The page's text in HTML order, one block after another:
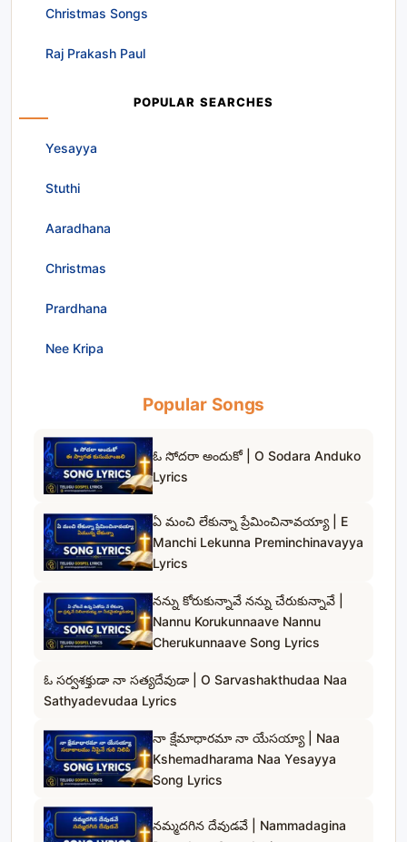
Christmas Songs
Raj Prakash Paul
POPULAR SEARCHES
Yesayya
Stuthi
Aaradhana
Christmas
Prardhana
Nee Kripa
Popular Songs
ఓ సోదరా అందుకో | O Sodara Anduko
Lyrics
ఏ మంచి లేకున్నా ప్రేమించినావయ్యా | E
Manchi Lekunna Preminchinavayya
Lyrics
నన్ను కోరుకున్నావే నన్ను చేరుకున్నావే |
Nannu Korukunnaave Nannu
Cherukunnaave Song Lyrics
ఓ సర్వశక్తుడా నా సత్యదేవుడా | O Sarvashakthudaa Naa
Sathyadevudaa Lyrics
నా క్షేమాధారమా నా యేసయ్యా | Naa
Kshemadharama Naa Yesayya
Song Lyrics
నమ్మదగిన దేవుడవే | Nammadagina